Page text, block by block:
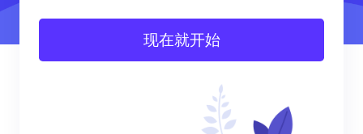
现在就开始